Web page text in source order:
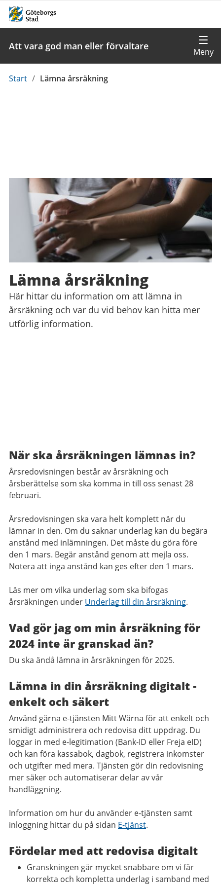
Att vara god man eller förvaltare
Du
Start / Lämna årsräkning
Lämna årsräkning
Här hittar du information om att lämna in
årsräkning och var du vid behov kan hitta mer
utförlig information.
När ska årsräkningen lämnas in?
Årsredovisningen består av årsräkning och
årsberättelse som ska komma in till oss senast 28
februari.
Årsredovisningen ska vara helt komplett när du
lämnar in den. Om du saknar underlag kan du begära
anstånd med inlämningen. Det måste du göra före
den 1 mars. Begär anstånd genom att mejla oss.
Notera att inga anstånd kan ges efter den 1 mars.
Läs mer om vilka underlag som ska bifogas
årsräkningen under Underlag till din årsräkning.
Vad gör jag om min årsräkning för
2024 inte är granskad än?
Du ska ändå lämna in årsräkningen för 2025.
Lämna in din årsräkning digitalt -
enkelt och säkert
Använd gärna e-tjänsten Mitt Wärna för att enkelt och
smidigt administrera och redovisa ditt uppdrag. Du
loggar in med e-legitimation (Bank-ID eller Freja eID)
och kan föra kassabok, dagbok, registrera inkomster
och utgifter med mera. Tjänsten gör din redovisning
mer säker och automatiserar delar av vår
handläggning.
Information om hur du använder e-tjänsten samt
inloggning hittar du på sidan E-tjänst.
Fördelar med att redovisa digitalt
Granskningen går mycket snabbare om vi får
korrekta och kompletta underlag i samband med